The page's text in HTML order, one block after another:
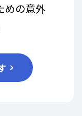
めの意外